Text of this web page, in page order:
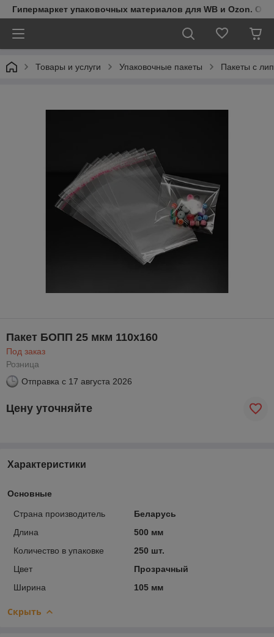
Гипермаркет упаковочных материалов для WB и Ozon.
Товары и услуги Упаковочные пакеты Пакеты с
Пакет БОПП 25 мкм 110х160
Под заказ
Розница
Отправка с 17 августа 2026
Цену уточняйте
Характеристики
Основные
Страна производитель
Беларусь
Длина
500 мм
Количество в упаковке
250 шт.
Цвет
Прозрачный
Ширина
105 мм
Скрыть